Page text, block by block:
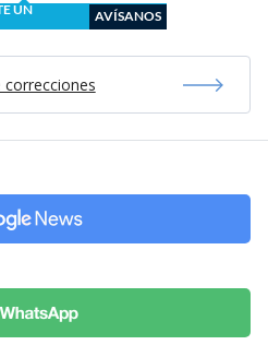
UN
AVÍSANOS
correcciones